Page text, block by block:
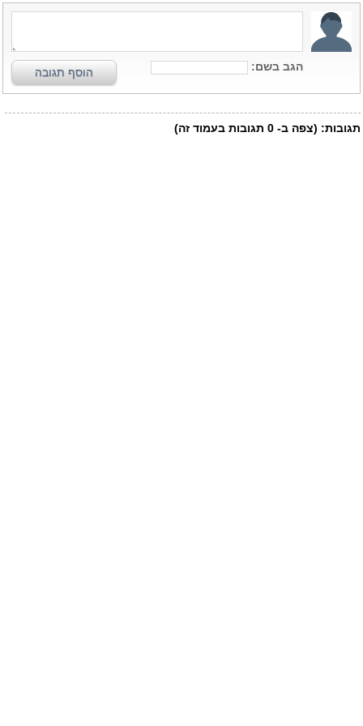
הגב בשם: הוסף תגובה
תגובות: (צפה ב- 0 תגובות בעמוד זה)